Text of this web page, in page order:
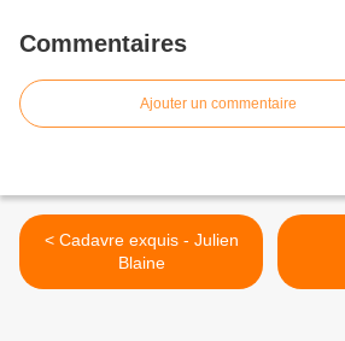
Commentaires
Ajouter un commentaire
< Cadavre exquis - Julien
Blaine